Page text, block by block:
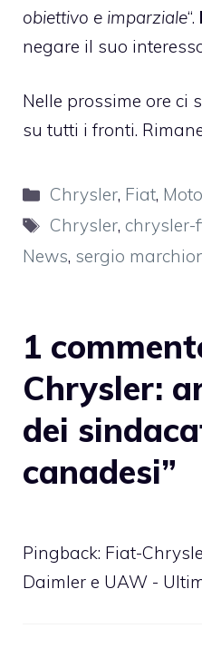
obiettivo e imparziale“.
negare il suo
Nelle prossime ore ci
su tutti i fronti.
Categorie
Chrysler, Fiat,
Tag
Chrysler, chrysler-
News, sergio
1
Chrysler:
dei
canadesi”
Pingback: Fiat-
Daimler e UAW -